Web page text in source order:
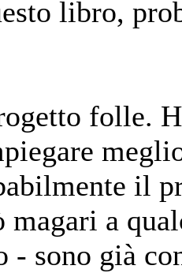
libro,
folle.
il
magari a
- sono già